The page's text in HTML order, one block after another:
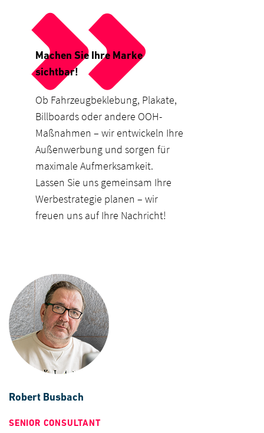
Machen Sie Ihre Marke
sichtbar!
Ob Fahrzeugbeklebung, Plakate,
Billboards oder andere OOH-
Maßnahmen – wir entwickeln Ihre
Außenwerbung und sorgen für
maximale Aufmerksamkeit.
Lassen Sie uns gemeinsam Ihre
Werbestrategie planen – wir
freuen uns auf Ihre Nachricht!
Robert Busbach
SENIOR CONSULTANT